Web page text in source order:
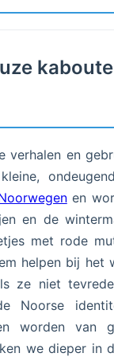
en
en
en de
met rode
helpen bij het
ze niet
Noorse
worden van
we dieper in